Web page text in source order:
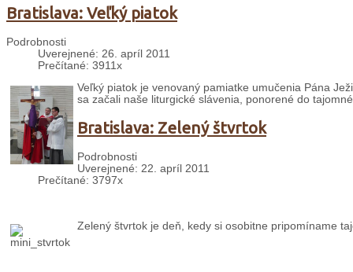
Bratislava: Veľký piatok
Podrobnosti
Uverejnené: 26. apríl 2011
Prečítané: 3911x
Veľký piatok je venovaný pamiatke umučenia Pána
sa začali naše liturgické slávenia, ponorené do
Bratislava: Zelený štvrtok
Podrobnosti
Uverejnené: 22. apríl 2011
Prečítané: 3797x
Zelený štvrtok je deň, kedy si osobitne pripomíname